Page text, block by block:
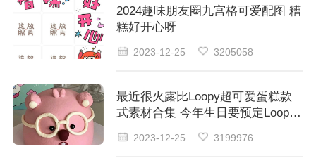
2024趣味朋友圈九宫格可爱配图 糟
糕好开心呀
2023-12-25 3205058
最近很火露比Loopy超可爱蛋糕款
式素材合集 今年生日要预定Loopy
2023-12-25 3199976